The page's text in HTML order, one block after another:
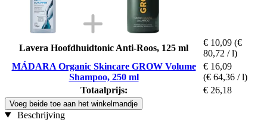
Lavera Hoofdhuidtonic Anti-Roos, 125 ml
€ 10,09 (€
80,72 / l)
MÁDARA Organic Skincare GROW Volume
Shampoo, 250 ml
€ 16,09
(€ 64,36 / l)
Totaalprijs:
€ 26,18
Voeg beide toe aan het winkelmandje
Beschrijving